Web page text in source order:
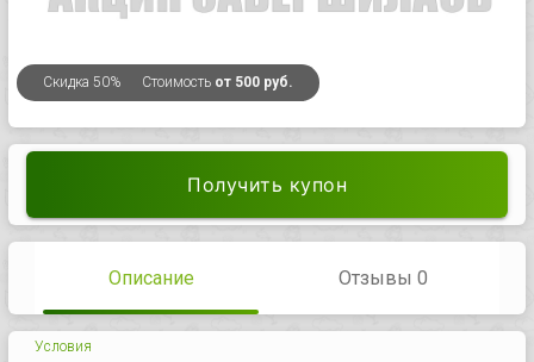
Скидка 50% Стоимость от 500 руб.
Получить купон
Описание Отзывы 0
Условия